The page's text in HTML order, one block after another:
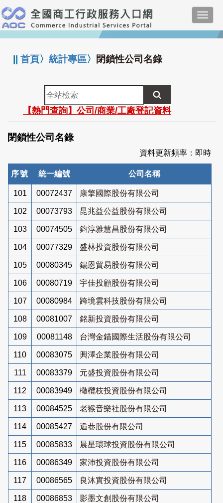
跳
到
主
要
:::
||首頁〉統計專區〉 閉鎖性公司名錄
全
站
檢
索
【熱門查詢】公司/商業/工廠登記資料
閉鎖性公司名錄
資料更新頻率：即時
序號 統一編號 公司名稱
101 00072437 康擎國際股份有限公司
102 00073793 昆兆益公益股份有限公司
103 00074505 鈞淳雅慧昌股份有限公司
104 00077329 盛林投資股份有限公司
105 00080345 錫恩貿易股份有限公司
106 00080719 宇佳投顧股份有限公司
107 00080984 跨境雲科技股份有限公司
108 00081007 銘新投資股份有限公司
109 00081148 台灣金錨國際生活股份有限公司
110 00083075 興澤企業股份有限公司
111 00083379 元盛投資股份有限公司
112 00083949 橄欖枝投資股份有限公司
113 00084525 老猴音樂社股份有限公司
114 00085427 逅巷股份有限公司
115 00085833 晨星環球投資股份有限公司
116 00086349 家沛投資股份有限公司
117 00086565 良沐實投資股份有限公司
118 00086853 影墨文創股份有限公司